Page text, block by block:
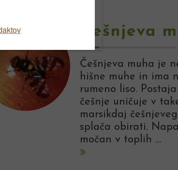
Češnjeva
Češnjeva muha je
hišne muhe in ima
rumeno liso.
češnje uničuje v
marsikdaj
splača obirati.
močan v toplih ...